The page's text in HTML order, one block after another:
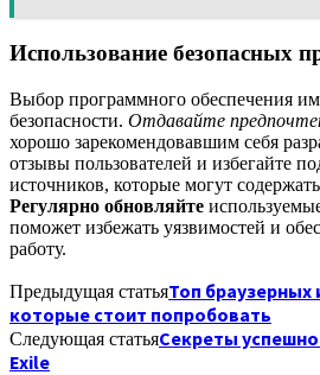
Использование безопасных
Выбор программного обеспечения
безопасности. Отдавайте
хорошо зарекомендовавшим себя
отзывы пользователей и избегайте
источников, которые могут
Регулярно обновляйте
поможет избежать уязвимостей и
работу.
Предыдущая статьяТоп браузерных
которые стоит попробовать
Следующая статьяСекреты
Exile